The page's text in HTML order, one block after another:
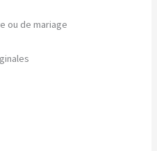
ou de mariage